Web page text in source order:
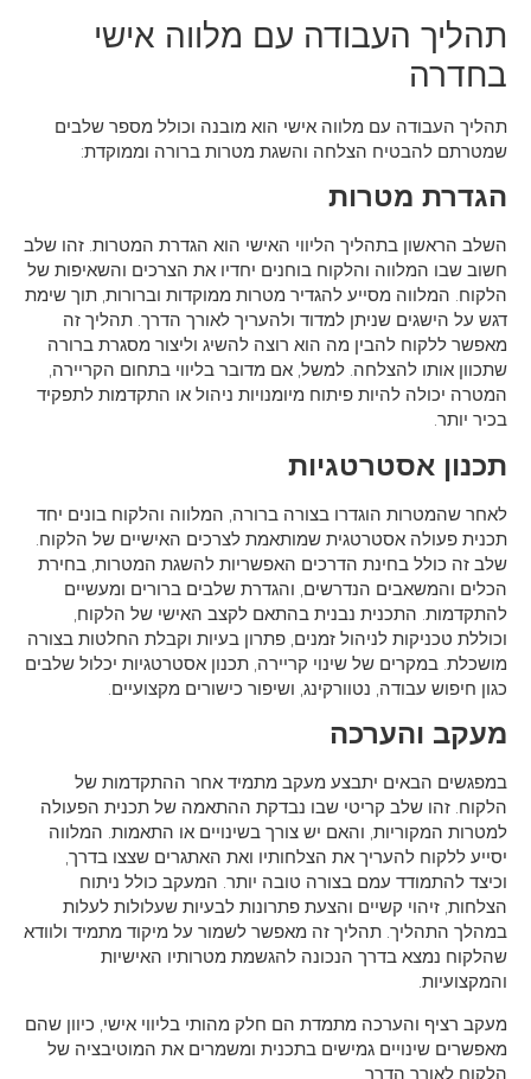
תהליך העבודה עם מלווה אישי
בחדרה
תהליך העבודה עם מלווה אישי הוא מובנה וכולל מספר שלבים
שמטרתם להבטיח הצלחה והשגת מטרות ברורה וממוקדת:
הגדרת מטרות
השלב הראשון בתהליך הליווי האישי הוא הגדרת המטרות. זהו שלב
חשוב שבו המלווה והלקוח בוחנים יחדיו את הצרכים והשאיפות של
הלקוח. המלווה מסייע להגדיר מטרות ממוקדות וברורות, תוך שימת
דגש על הישגים שניתן למדוד ולהעריך לאורך הדרך. תהליך זה
מאפשר ללקוח להבין מה הוא רוצה להשיג וליצור מסגרת ברורה
שתכוון אותו להצלחה. למשל, אם מדובר בליווי בתחום הקריירה,
המטרה יכולה להיות פיתוח מיומנויות ניהול או התקדמות לתפקיד
בכיר יותר.
תכנון אסטרטגיות
לאחר שהמטרות הוגדרו בצורה ברורה, המלווה והלקוח בונים יחד
תכנית פעולה אסטרטגית שמותאמת לצרכים האישיים של הלקוח.
שלב זה כולל בחינת הדרכים האפשריות להשגת המטרות, בחירת
הכלים והמשאבים הנדרשים, והגדרת שלבים ברורים ומעשיים
להתקדמות. התכנית נבנית בהתאם לקצב האישי של הלקוח,
וכוללת טכניקות לניהול זמנים, פתרון בעיות וקבלת החלטות בצורה
מושכלת. במקרים של שינוי קריירה, תכנון אסטרטגיות יכלול שלבים
כגון חיפוש עבודה, נטוורקינג, ושיפור כישורים מקצועיים.
מעקב והערכה
במפגשים הבאים יתבצע מעקב מתמיד אחר ההתקדמות של
הלקוח. זהו שלב קריטי שבו נבדקת ההתאמה של תכנית הפעולה
למטרות המקוריות, והאם יש צורך בשינויים או התאמות. המלווה
יסייע ללקוח להעריך את הצלחותיו ואת האתגרים שצצו בדרך,
וכיצד להתמודד עמם בצורה טובה יותר. המעקב כולל ניתוח
הצלחות, זיהוי קשיים והצעת פתרונות לבעיות שעלולות לעלות
במהלך התהליך. תהליך זה מאפשר לשמור על מיקוד מתמיד ולוודא
שהלקוח נמצא בדרך הנכונה להגשמת מטרותיו האישיות
והמקצועיות.
מעקב רציף והערכה מתמדת הם חלק מהותי בליווי אישי, כיוון שהם
מאפשרים שינויים גמישים בתכנית ומשמרים את המוטיבציה של
הלקוח לאורך הדרך.